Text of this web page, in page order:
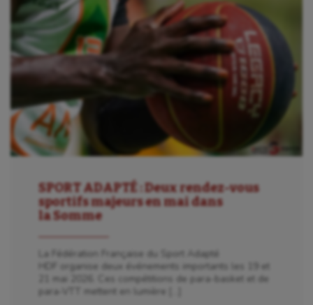
SPORT ADAPTÉ : Deux rendez-vous
sportifs majeurs en mai dans
la Somme
La Fédération Française du Sport Adapté
HDF organise deux événements importants les 19 et
21 mai 2026. Ces compétitions de para-basket et de
para-VTT mettent en lumière […]